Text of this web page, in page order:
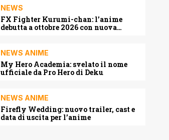
NEWS
FX Fighter Kurumi-chan: l’anime
debutta a ottobre 2026 con nuova
NEWS ANIME
My Hero Academia: svelato il nome
ufficiale da Pro Hero di Deku
NEWS ANIME
Firefly Wedding: nuovo trailer, cast e
data di uscita per l’anime